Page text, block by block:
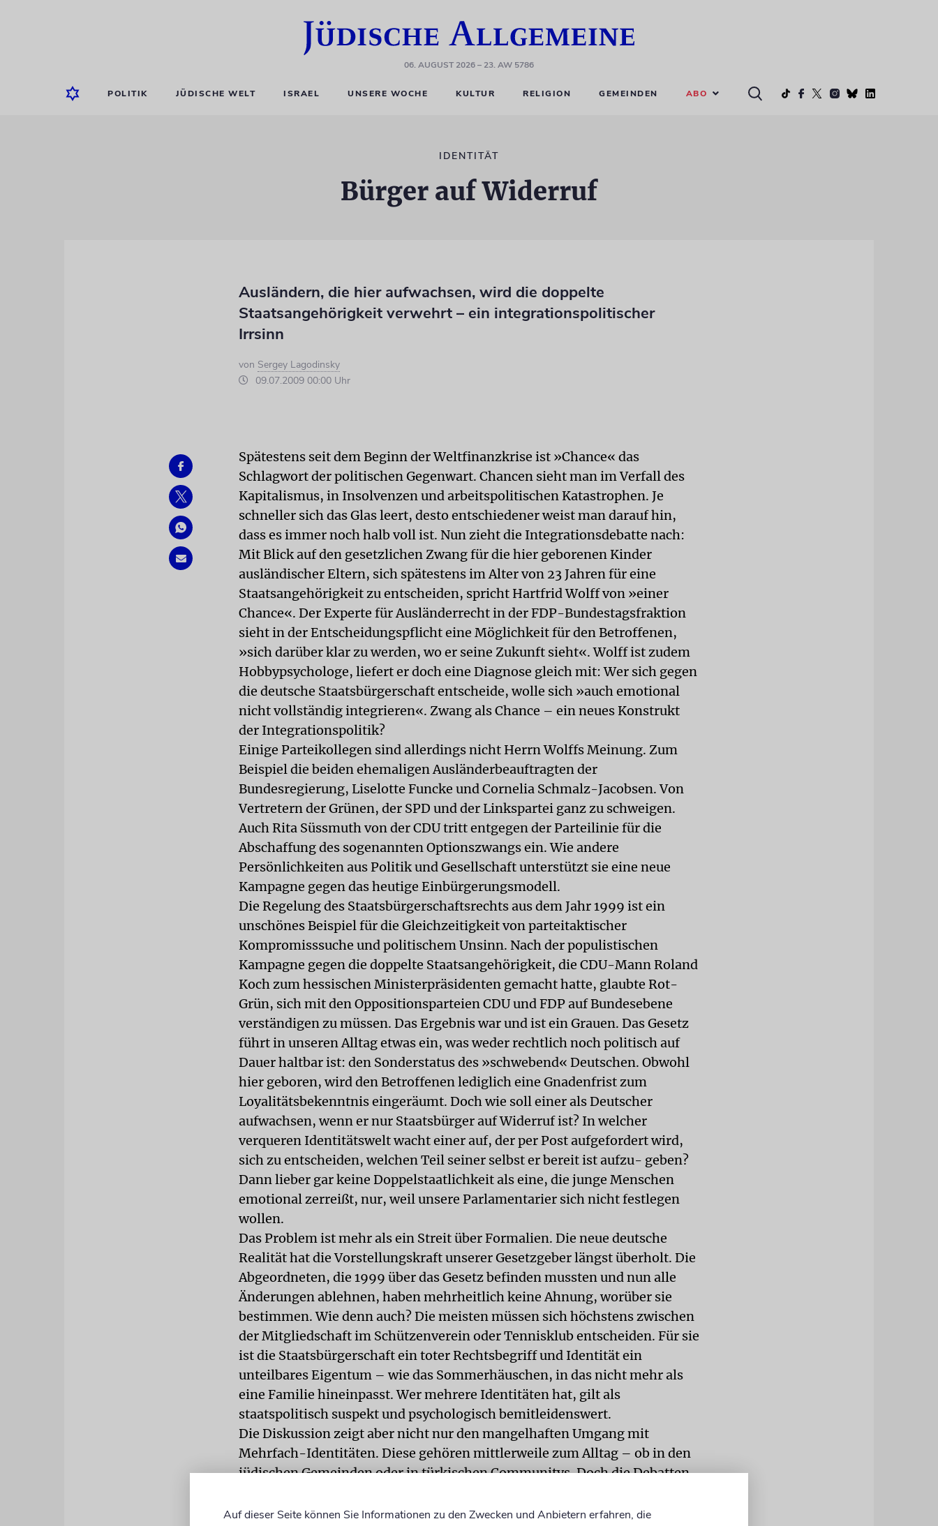
06. AUGUST 2026– 23. AW 5786
POLITIK JÜDISCHE WELT ISRAEL UNSERE WOCHE KULTUR RELIGION GEMEINDEN ABO
IDENTITÄT
Bürger auf Widerruf
Ausländern, die hier aufwachsen, wird die doppelte
Staatsangehörigkeit verwehrt – ein integrationspolitischer
Irrsinn
von Sergey Lagodinsky
09.07.2009 00:00 Uhr
Spätestens seit dem Beginn der Weltfinanzkrise ist »Chance« das
Schlagwort der politischen Gegenwart. Chancen sieht man im Verfall des
Kapitalismus, in Insolvenzen und arbeitspolitischen Katastrophen. Je
schneller sich das Glas leert, desto entschiedener weist man darauf hin,
dass es immer noch halb voll ist. Nun zieht die Integrationsdebatte nach:
Mit Blick auf den gesetzlichen Zwang für die hier geborenen Kinder
ausländischer Eltern, sich spätestens im Alter von 23 Jahren für eine
Staatsangehörigkeit zu entscheiden, spricht Hartfrid Wolff von »einer
Chance«. Der Experte für Ausländerrecht in der FDP-Bundestagsfraktion
sieht in der Entscheidungspflicht eine Möglichkeit für den Betroffenen,
»sich darüber klar zu werden, wo er seine Zukunft sieht«. Wolff ist zudem
Hobbypsychologe, liefert er doch eine Diagnose gleich mit: Wer sich gegen
die deutsche Staatsbürgerschaft entscheide, wolle sich »auch emotional
nicht vollständig integrieren«. Zwang als Chance – ein neues Konstrukt
der Integrationspolitik?
Einige Parteikollegen sind allerdings nicht Herrn Wolffs Meinung. Zum
Beispiel die beiden ehemaligen Ausländerbeauftragten der
Bundesregierung, Liselotte Funcke und Cornelia Schmalz-Jacobsen. Von
Vertretern der Grünen, der SPD und der Linkspartei ganz zu schweigen.
Auch Rita Süssmuth von der CDU tritt entgegen der Parteilinie für die
Abschaffung des sogenannten Optionszwangs ein. Wie andere
Persönlichkeiten aus Politik und Gesellschaft unterstützt sie eine neue
Kampagne gegen das heutige Einbürgerungsmodell.
Die Regelung des Staatsbürgerschaftsrechts aus dem Jahr 1999 ist ein
unschönes Beispiel für die Gleichzeitigkeit von parteitaktischer
Kompromisssuche und politischem Unsinn. Nach der populistischen
Kampagne gegen die doppelte Staatsangehörigkeit, die CDU-Mann Roland
Koch zum hessischen Ministerpräsidenten gemacht hatte, glaubte Rot-
Grün, sich mit den Oppositionsparteien CDU und FDP auf Bundesebene
verständigen zu müssen. Das Ergebnis war und ist ein Grauen. Das Gesetz
führt in unseren Alltag etwas ein, was weder rechtlich noch politisch auf
Dauer haltbar ist: den Sonderstatus des »schwebend« Deutschen. Obwohl
hier geboren, wird den Betroffenen lediglich eine Gnadenfrist zum
Loyalitätsbekenntnis eingeräumt. Doch wie soll einer als Deutscher
aufwachsen, wenn er nur Staatsbürger auf Widerruf ist? In welcher
verqueren Identitätswelt wacht einer auf, der per Post aufgefordert wird,
sich zu entscheiden, welchen Teil seiner selbst er bereit ist aufzu- geben?
Dann lieber gar keine Doppelstaatlichkeit als eine, die junge Menschen
emotional zerreißt, nur, weil unsere Parlamentarier sich nicht festlegen
wollen.
Das Problem ist mehr als ein Streit über Formalien. Die neue deutsche
Realität hat die Vorstellungskraft unserer Gesetzgeber längst überholt. Die
Abgeordneten, die 1999 über das Gesetz befinden mussten und nun alle
Änderungen ablehnen, haben mehrheitlich keine Ahnung, worüber sie
bestimmen. Wie denn auch? Die meisten müssen sich höchstens zwischen
der Mitgliedschaft im Schützenverein oder Tennisklub entscheiden. Für sie
ist die Staatsbürgerschaft ein toter Rechtsbegriff und Identität ein
unteilbares Eigentum – wie das Sommerhäuschen, in das nicht mehr als
eine Familie hineinpasst. Wer mehrere Identitäten hat, gilt als
staatspolitisch suspekt und psychologisch bemitleidenswert.
Die Diskussion zeigt aber nicht nur den mangelhaften Umgang mit
Mehrfach-Identitäten. Diese gehören mittlerweile zum Alltag – ob in den
jüdischen Gemeinden oder in türkischen Communitys. Doch die Debatten
Selbstverständnisses als Gesellschaft. Die Vorstel- lung, hier
Auf dieser Seite können Sie Informationen zu den Zwecken und Anbietern erfahren, die